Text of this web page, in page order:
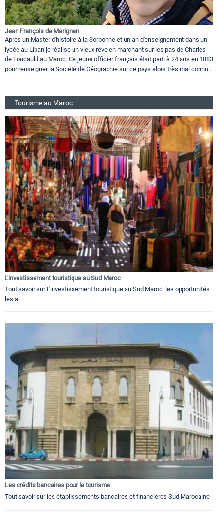
Jean François de Marignan
Après un Master d'histoire à la Sorbonne et un an d'enseignement dans un
lycée au Liban je réalise un vieux rêve en marchant sur les pas de Charles
de Foucauld au Maroc. Ce jeune officier français était parti à 24 ans en 1883
pour renseigner la Société de Géographie sur ce pays alors très mal connu...
Tourisme au Maroc
L'investissement touristique au Sud Maroc
Tout savoir sur L'investissement touristique au Sud Maroc, les opportunités
les a
Les crédits bancaires pour le tourisme
Tout savoir sur les établissements bancaires et financieres Sud Marocaine